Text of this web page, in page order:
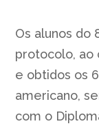
Os alunos do
protocolo, ao
e obtidos os
americano,
com o